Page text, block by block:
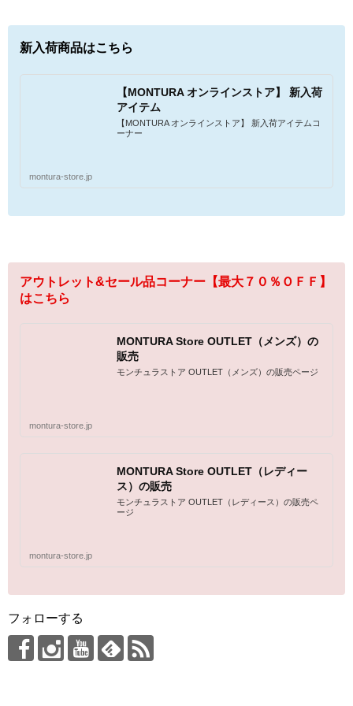
新入荷商品はこちら
【MONTURA オンラインストア】 新入荷
アイテム
【MONTURA オンラインストア】 新入荷アイテムコ
ーナー
montura-store.jp
アウトレット&セール品コーナー【最大７０％ＯＦＦ】
はこちら
MONTURA Store OUTLET（メンズ）の
販売
モンチュラストア OUTLET（メンズ）の販売ページ
montura-store.jp
MONTURA Store OUTLET（レディー
ス）の販売
モンチュラストア OUTLET（レディース）の販売ペ
ージ
montura-store.jp
フォローする